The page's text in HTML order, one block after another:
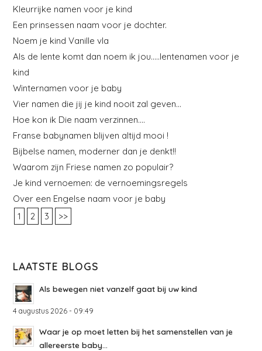
Kleurrijke namen voor je kind
Een prinsessen naam voor je dochter.
Noem je kind Vanille vla
Als de lente komt dan noem ik jou…..lentenamen voor je
kind
Winternamen voor je baby
Vier namen die jij je kind nooit zal geven…
Hoe kon ik Die naam verzinnen….
Franse babynamen blijven altijd mooi !
Bijbelse namen, moderner dan je denkt!!
Waarom zijn Friese namen zo populair?
Je kind vernoemen: de vernoemingsregels
Over een Engelse naam voor je baby
1
2 3 >>
LAATSTE BLOGS
Als bewegen niet vanzelf gaat bij uw kind
4 augustus 2026 - 09:49
Waar je op moet letten bij het samenstellen van je
allereerste baby...